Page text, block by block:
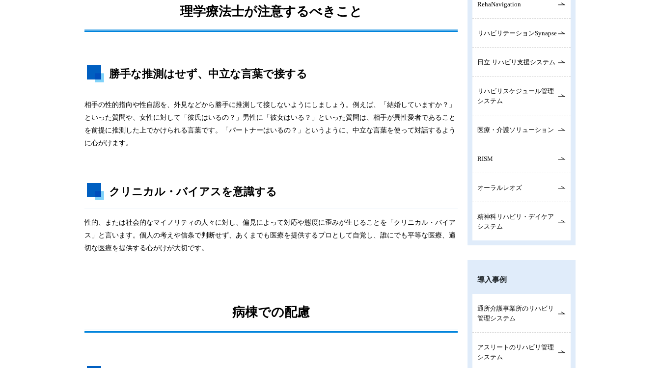
理学療法士が注意するべきこと
勝手な推測はせず、中立な言葉で接する
相手の性的指向や性自認を、外見などから勝手に推測して接しないようにしましょう。例えば、「結婚していますか？」
といった質問や、女性に対して「彼氏はいるの？」男性に「彼女はいる？」といった質問は、相手が異性愛者であること
を前提に推測した上でかけられる言葉です。「パートナーはいるの？」というように、中立な言葉を使って対話するよう
に心がけます。
クリニカル・バイアスを意識する
性的、または社会的なマイノリティの人々に対し、偏見によって対応や態度に歪みが生じることを「クリニカル・バイア
ス」と言います。個人の考えや信条で判断せず、あくまでも医療を提供するプロとして自覚し、誰にでも平等な医療、適
切な医療を提供する心がけが大切です。
病棟での配慮
RehaNavigation
リハビリテーションSynapse
日立 リハビリ支援システム
リハビリスケジュール管理
システム
医療・介護ソリューション
RISM
オーラルレオズ
精神科リハビリ・デイケア
システム
導入事例
通所介護事業所のリハビリ
管理システム
アスリートのリハビリ管理
システム